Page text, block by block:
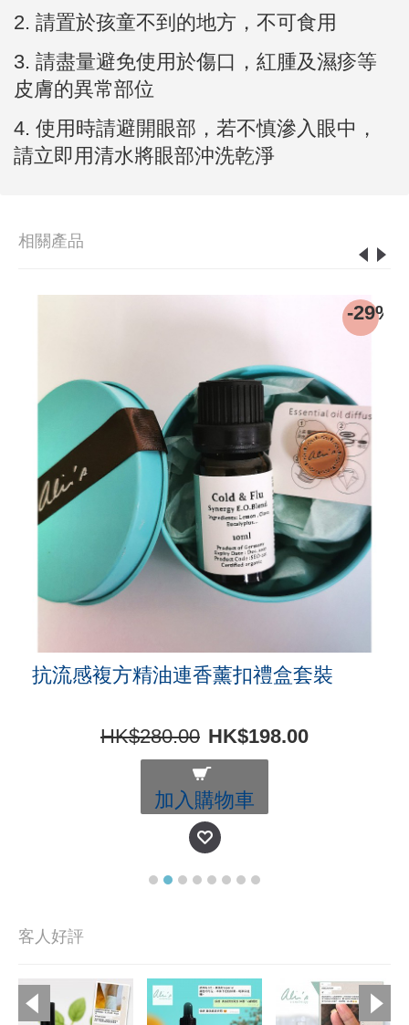
2. 請置於孩童不到的地方，不可食用
3. 請盡量避免使用於傷口，紅腫及濕疹等
皮膚的異常部位
4. 使用時請避開眼部，若不慎滲入眼中，
請立即用清水將眼部沖洗乾淨
相關產品
-29%
抗流感複方精油連香薰扣禮盒套裝
HK$280.00 HK$198.00
加入購物車
客人好評